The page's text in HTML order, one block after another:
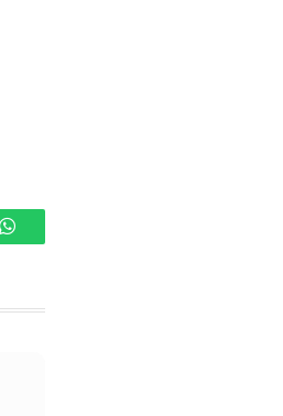
WhatsApp